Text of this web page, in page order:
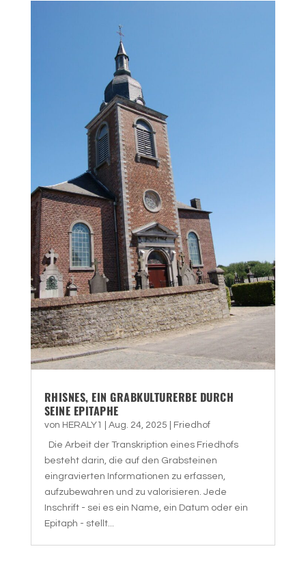
RHISNES, EIN GRABKULTURERBE DURCH
SEINE EPITAPHE
von HERALY1 Aug. 24, 2025 Friedhof
Die Arbeit der Transkription eines Friedhofs
besteht darin, die auf den Grabsteinen
eingravierten Informationen zu erfassen,
aufzubewahren und zu valorisieren. Jede
Inschrift - sei es ein Name, ein Datum oder ein
Epitaph - stellt...